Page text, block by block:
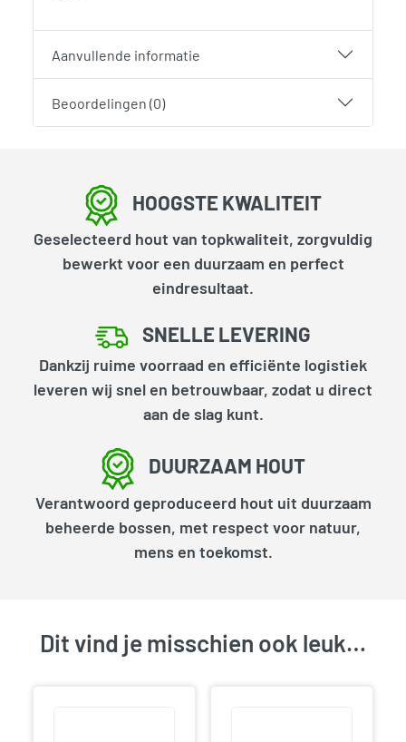
Aanvullende informatie
Beoordelingen (0)
HOOGSTE KWALITEIT
Geselecteerd hout van topkwaliteit, zorgvuldig
bewerkt voor een duurzaam en perfect
eindresultaat.
SNELLE LEVERING
Dankzij ruime voorraad en efficiënte logistiek
leveren wij snel en betrouwbaar, zodat u direct
aan de slag kunt.
DUURZAAM HOUT
Verantwoord geproduceerd hout uit duurzaam
beheerde bossen, met respect voor natuur,
mens en toekomst.
Dit vind je misschien ook leuk…